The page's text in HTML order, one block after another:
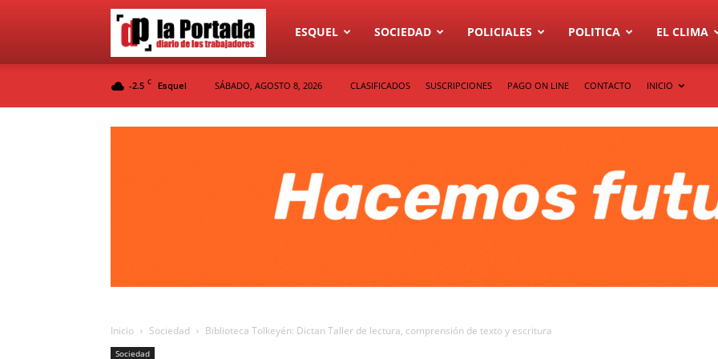
Diario
ESQUEL SOCIEDAD POLICIALES POLITICA EL CLIMA
-2.5 C Esquel SÁBADO, AGOSTO 8, 2026 CLASIFICADOS SUSCRIPCIONES PAGO ON LINE CONTACTO INICIO
Inicio Sociedad Biblioteca Tolkeyén: Dictan Taller de lectura, comprensión de texto y escritura
Sociedad